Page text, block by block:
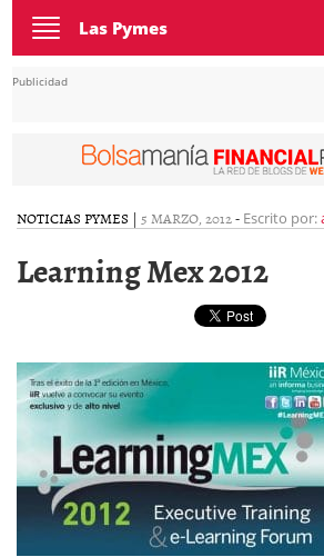
Toggle
navigation
Las Pymes
Publicidad
NOTICIAS PYMES | 5 MARZO, 2012- Escrito por:
Learning Mex 2012